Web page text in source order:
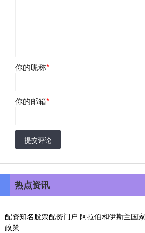
你的昵称*
你的邮箱*
提交评论
热点资讯
配资知名股票配资门户 阿拉伯和伊斯兰国
政策